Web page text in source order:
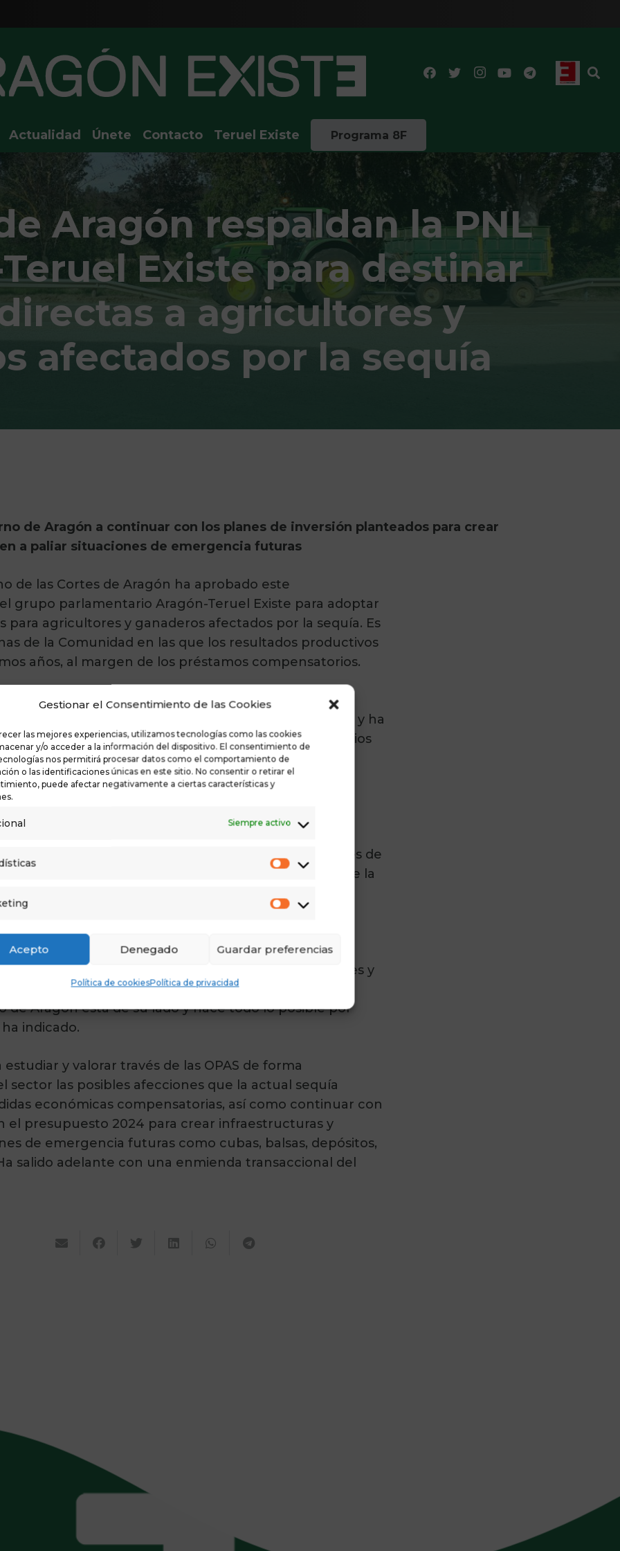
Gestionar el Consentimiento de las Cookies
las mejores experiencias, utilizamos tecnologías como las cookies
y/o acceder a la información del dispositivo. El consentimiento de
nos permitirá procesar datos como el comportamiento de
o las identificaciones únicas en este sitio. No consentir o retirar el
puede afectar negativamente a ciertas características y
Siempre activo
Estadísticas
Marketing
Acepto Denegado Guardar preferencias
Política de cookiesPolítica de privacidad
Actualidad Únete Contacto Teruel Existe Programa 8F
Aragón respaldan la PNL
Existe para destinar
a agricultores y
afectados por la sequía
de Aragón a continuar con los planes de inversión planteados para crear
a paliar situaciones de emergencia futuras
de las Cortes de Aragón ha aprobado este
grupo parlamentario Aragón-Teruel Existe para adoptar
para agricultores y ganaderos afectados por la sequía. Es
de la Comunidad en las que los resultados productivos
años, al margen de los préstamos compensatorios.
Buj ha advertido que algunas zonas de
prolongada en el tiempo ante la que urge actuar” y ha
a los profesionales del sector primario durante varios
pésimas” y trabajos a pérdidas en explotaciones para
“una solución con dos patas”. Por una parte,
de una línea de ayudas directas para afrontar las
a sus problemas. Y, por otra, desarrollando planes de
y hacer frente a futuros problemas derivados de la
con el cambio climático”.
recordado que las competencias de otorgar
de Aragón y ha instado al equipo de gobierno a
y háganlo para demostrar a los agricultores y
de Aragón está de su lado y hace todo lo posible por
indicado.
y valorar través de las OPAS de forma
sector las posibles afecciones que la actual sequía
económicas compensatorias, así como continuar con
el presupuesto 2024 para crear infraestructuras y
de emergencia futuras como cubas, balsas, depósitos,
salido adelante con una enmienda transaccional del